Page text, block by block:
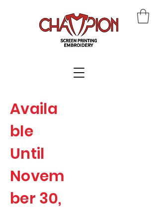
Availa
ble
Until
Novem
ber 30,